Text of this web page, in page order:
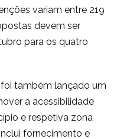
variam entre 219
devem ser
para os quatro
também lançado um
a acessibilidade
e respetiva zona
fornecimento e